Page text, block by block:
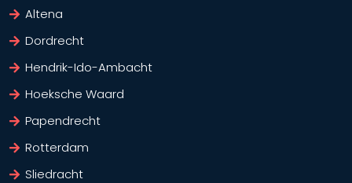
Altena
Dordrecht
Hendrik-Ido-Ambacht
Hoeksche Waard
Papendrecht
Rotterdam
Sliedracht